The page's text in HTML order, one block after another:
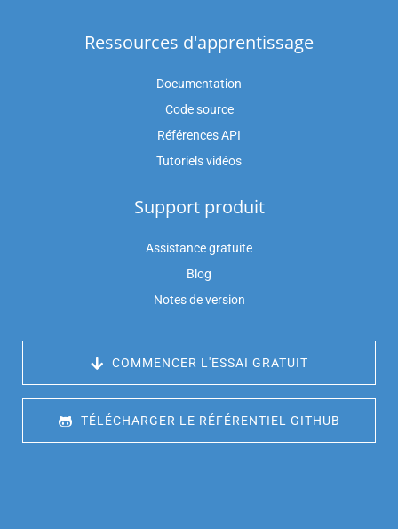
Ressources d'apprentissage
Documentation
Code source
Références API
Tutoriels vidéos
Support produit
Assistance gratuite
Blog
Notes de version
COMMENCER L'ESSAI GRATUIT
TÉLÉCHARGER LE RÉFÉRENTIEL GITHUB